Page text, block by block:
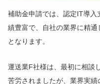
補助金申請では、認定IT導
績豊富で、自社の業界に精
となります。
運送業F社様は、最初に相談
苦労されましたが、業界実